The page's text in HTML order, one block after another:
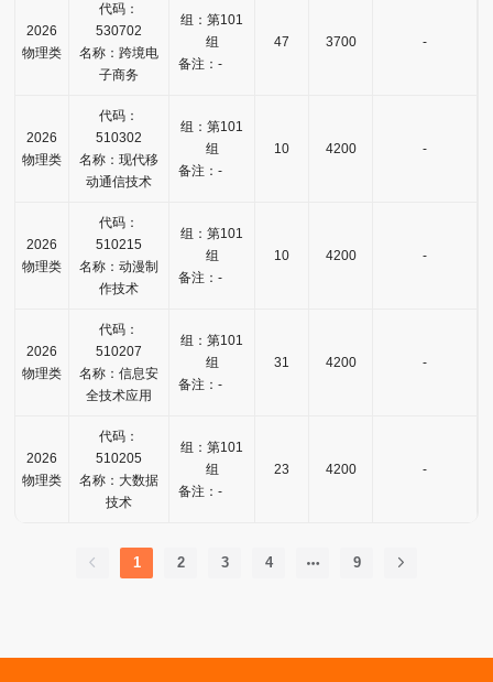
2026
物理类
代码：
530702
名称：跨境电
子商务
组：第101
组
备注：-
47 3700 -
2026
物理类
代码：
510302
名称：现代移
动通信技术
组：第101
组
备注：-
10 4200 -
2026
物理类
代码：
510215
名称：动漫制
作技术
组：第101
组
备注：-
10 4200 -
2026
物理类
代码：
510207
名称：信息安
全技术应用
组：第101
组
备注：-
31 4200 -
2026
物理类
代码：
510205
名称：大数据
技术
组：第101
组
备注：-
23 4200 -
1 2 3 4 9